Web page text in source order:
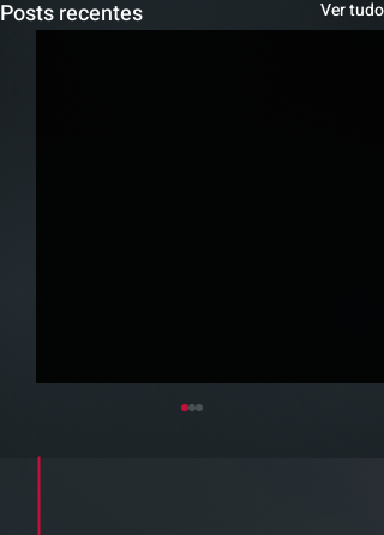
Posts recentes Ver tudo